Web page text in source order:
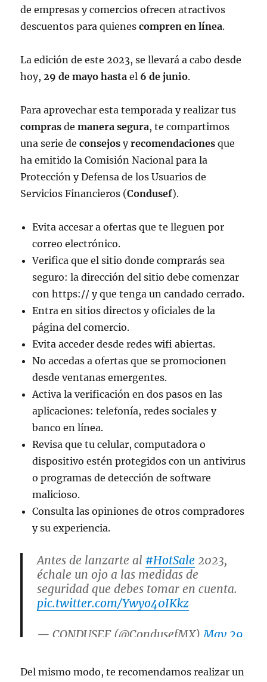
de empresas y comercios ofrecen atractivos
descuentos para quienescompren en línea.
La edición de este 2023, se llevará a cabo desde
hoy,29 de mayo hasta el 6 de junio.
Para aprovechar esta temporada y realizar tus
compras demanera segura, te compartimos
una serie deconsejos yrecomendaciones que
ha emitido la Comisión Nacional para la
Protección y Defensa de los Usuarios de
Servicios Financieros (Condusef).
Evita accesar a ofertas que te lleguen por
correo electrónico.
Verifica que el sitio donde comprarás sea
seguro: la dirección del sitio debe comenzar
con https:// y que tenga un candado cerrado.
Entra en sitios directos y oficiales de la
página del comercio.
Evita acceder desde redes wifi abiertas.
No accedas a ofertas que se promocionen
desde ventanas emergentes.
Activa la verificación en dos pasos en las
aplicaciones: telefonía, redes sociales y
banco en línea.
Revisa que tu celular, computadora o
dispositivo estén protegidos con un antivirus
o programas de detección de software
malicioso.
Consulta las opiniones de otros compradores
y su experiencia.
Antes de lanzarte al #HotSale 2023,
échale un ojo a las medidas de
seguridad que debes tomar en cuenta.
pic.twitter.com/Ywyo40IKkz
— CONDUSEF (@CondusefMX) May 29,
Del mismo modo, te recomendamos realizar un